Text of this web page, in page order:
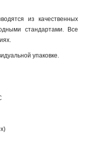
из качественных
стандартами. Все
упаковке.